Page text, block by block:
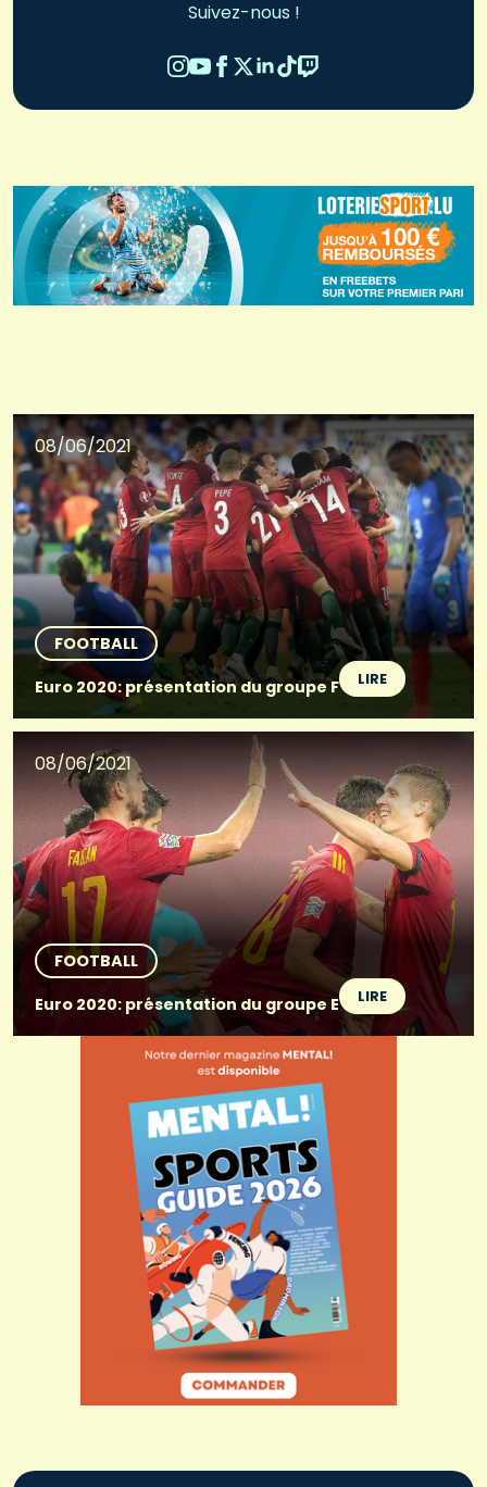
Suivez-nous !
08/06/2021
FOOTBALL
Euro 2020: présentation du groupe F
LIRE
08/06/2021
FOOTBALL
Euro 2020: présentation du groupe E
LIRE